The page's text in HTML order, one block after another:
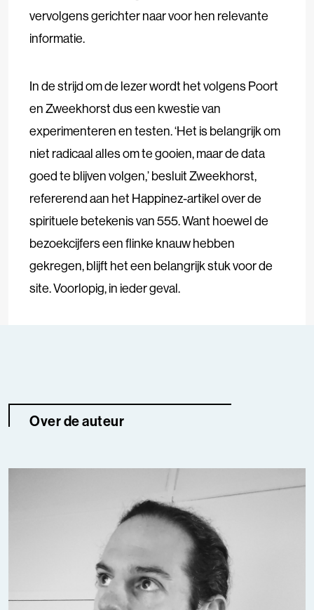
vervolgens gerichter naar voor hen relevante
informatie.
In de strijd om de lezer wordt het volgens Poort
en Zweekhorst dus een kwestie van
experimenteren en testen. ‘Het is belangrijk om
niet radicaal alles om te gooien, maar de data
goed te blijven volgen,’ besluit Zweekhorst,
refererend aan het Happinez-artikel over de
spirituele betekenis van 555. Want hoewel de
bezoekcijfers een flinke knauw hebben
gekregen, blijft het een belangrijk stuk voor de
site. Voorlopig, in ieder geval.
Over de auteur